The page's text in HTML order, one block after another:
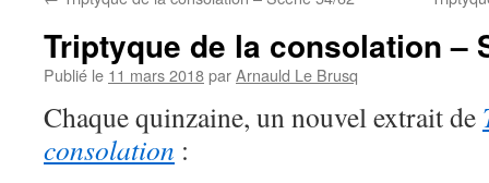
Triptyque de la consolation –
Publié le 11 mars 2018parArnauld Le Brusq
Chaque quinzaine, un nouvel extrait de
consolation :